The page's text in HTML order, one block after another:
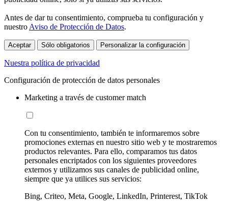
Antes de dar tu consentimiento, comprueba tu configuración y
nuestro Aviso de Protección de Datos.
Aceptar Sólo obligatorios Personalizar la configuración
Nuestra política de privacidad
Configuración de protección de datos personales
Marketing a través de customer match
Con tu consentimiento, también te informaremos sobre
promociones externas en nuestro sitio web y te mostraremos
productos relevantes. Para ello, comparamos tus datos
personales encriptados con los siguientes proveedores
externos y utilizamos sus canales de publicidad online,
siempre que ya utilices sus servicios:
Bing, Criteo, Meta, Google, LinkedIn, Printerest, TikTok